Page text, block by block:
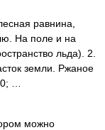
равнина,
На поле и на
льда). 2.
земли. Ржаное
…
можно